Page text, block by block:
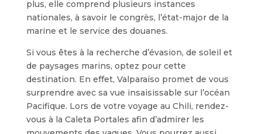
plus, elle comprend plusieurs instances
nationales, à savoir le congrès, l’état-major de la
marine et le service des douanes.
Si vous êtes à la recherche d’évasion, de soleil et
de paysages marins, optez pour cette
destination. En effet, Valparaíso promet de vous
surprendre avec sa vue insaisissable sur l’océan
Pacifique. Lors de votre voyage au Chili, rendez-
vous à la Caleta Portales afin d’admirer les